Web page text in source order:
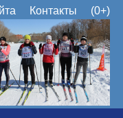
Контакты (0+)